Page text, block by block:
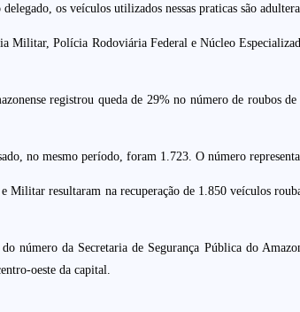
os veículos utilizados nessas praticas são
Polícia Rodoviária Federal e Núcleo
registrou queda de 29% no número de roubos
no mesmo período, foram 1.723. O número
Militar resultaram na recuperação de 1.850 veículos
número da Secretaria de Segurança Pública do
oeste da capital.